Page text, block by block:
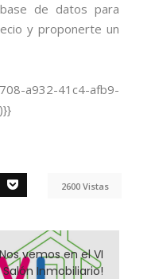
de datos para
y proponerte un
41c4-afb9-
2600 Vistas
vemos en el VI
Salón Inmobiliario!